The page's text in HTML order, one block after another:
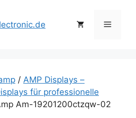
Menü
/ AMP Displays –
für professionelle
Am-19201200ctzqw-02